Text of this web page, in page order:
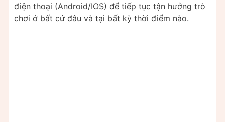
điện thoại (Android/IOS) để tiếp tục tận hưởng trò
chơi ở bất cứ đâu và tại bất kỳ thời điểm nào.